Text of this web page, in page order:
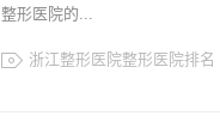
整形医院的...
浙江整形医院整形医院排名